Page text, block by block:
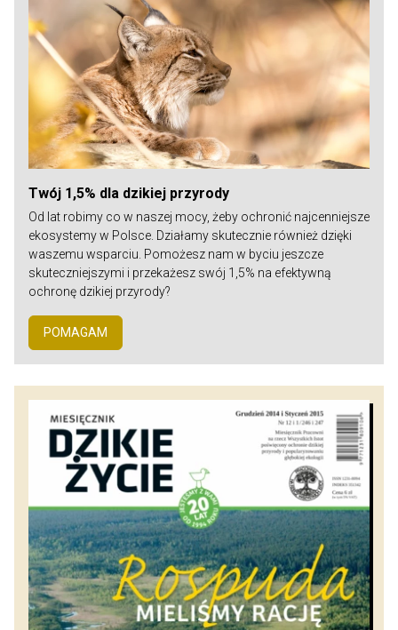
Twój 1,5% dla dzikiej przyrody
Od lat robimy co w naszej mocy, żeby ochronić najcenniejsze
ekosystemy w Polsce. Działamy skutecznie również dzięki
waszemu wsparciu. Pomożesz nam w byciu jeszcze
skuteczniejszymi i przekażesz swój 1,5% na efektywną
ochronę dzikiej przyrody?
POMAGAM